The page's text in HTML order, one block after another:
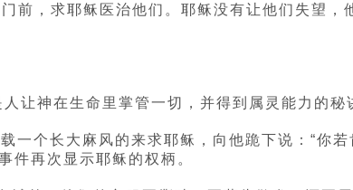
前，求耶稣医治他们。耶稣没有让他们失望，
让神在生命里掌管一切，并得到属灵能力的秘
个长大麻风的来求耶稣，向他跪下说：“你若
件再次显示耶稣的权柄。